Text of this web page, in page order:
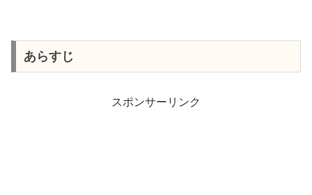
あらすじ
スポンサーリンク